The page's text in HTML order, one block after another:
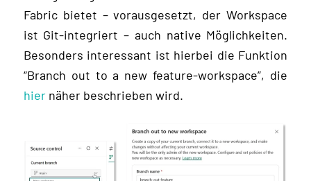
Fabric bietet – vorausgesetzt, der Workspace
ist Git-integriert – auch native Möglichkeiten.
Besonders interessant ist hierbei die Funktion
“Branch out to a new feature-workspace”, die
hiernäher beschrieben wird.